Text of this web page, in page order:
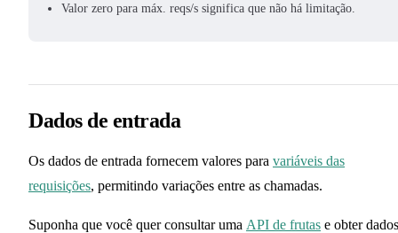
Valor zero para máx. reqs/s significa que não há limitação.
Dados de entrada
Os dados de entrada fornecem valores para variáveis das
requisições, permitindo variações entre as chamadas.
Suponha que você quer consultar uma API de frutas e obter dados